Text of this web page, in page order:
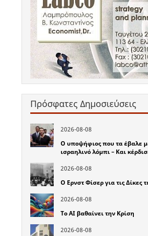
Πρόσφατες Δημοσιεύσεις
2026-08-08
Ο υποψήφιος που τα έβαλε
ισραηλινό λόμπι – Και
2026-08-08
Ο Ερνστ Φίσερ για τις Δίκες
2026-08-08
Το ΑΙ βαθαίνει την Κρίση
2026-08-08